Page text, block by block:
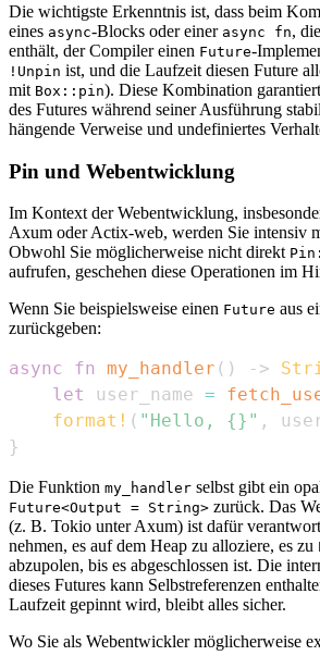
Die wichtigste Erkenntnis ist, dass beim
eines async-Blocks oder einer async fn,
enthält, der Compiler einen Future-
!Unpin ist, und die Laufzeit diesen Future
mit Box::pin). Diese Kombination
des Futures während seiner Ausführung
hängende Verweise und undefiniertes
Pin und Webentwicklung
Im Kontext der Webentwicklung,
Axum oder Actix-web, werden Sie intensiv
Obwohl Sie möglicherweise nicht direkt
aufrufen, geschehen diese Operationen im
Wenn Sie beispielsweise einen Future aus
zurückgeben:
async fn my_handler ( ) ->
let
user_name =
format! ( "Hello, {}" ,
}
Die Funktion my_handler selbst gibt ein
Future<Output = String> zurück. Das
(z. B. Tokio unter Axum) ist dafür
nehmen, es auf dem Heap zu alloziere, es zu
abzupolen, bis es abgeschlossen ist. Die
dieses Futures kann Selbstreferenzen
Laufzeit gepinnt wird, bleibt alles sicher.
Wo Sie als Webentwickler möglicherweise